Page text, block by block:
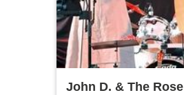
John D. & The Rose